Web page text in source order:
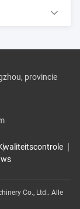
provincie
Co., Ltd.. Alle